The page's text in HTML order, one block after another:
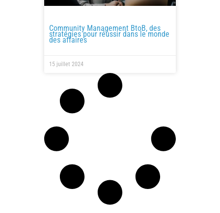
Community Management BtoB, des
stratégies pour réussir dans le monde
des affaires
15 juillet 2024